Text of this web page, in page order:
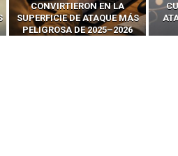
CUALQUIER MÓVIL CON
ATAQUES PUBLICITARIOS
CERO-CLIC